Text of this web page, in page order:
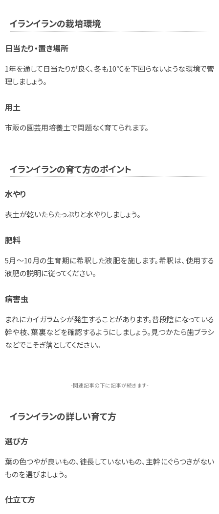
イランイランの栽培環境
日当たり・置き場所
1年を通して日当たりが良く、冬も10℃を下回らないような環境で管
理しましょう。
用土
市販の園芸用培養土で問題なく育てられます。
イランイランの育て方のポイント
水やり
表土が乾いたらたっぷりと水やりしましょう。
肥料
5月～10月の生育期に希釈した液肥を施します。希釈は、使用する
液肥の説明に従ってください。
病害虫
まれにカイガラムシが発生することがあります。普段陰になっている
幹や枝、葉裏などを確認するようにしましょう。見つかたら歯ブラシ
などでこそぎ落としてください。
-関連記事の下に記事が続きます-
イランイランの詳しい育て方
選び方
葉の色つやが良いもの、徒長していないもの、主幹にぐらつきがない
ものを選びましょう。
仕立て方